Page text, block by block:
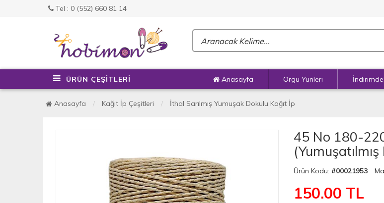
Tel : 0 (552) 660 81 14
ÜRÜN ÇEŞİTLERİ Anasayfa Örgü Yünleri
Anasayfa Kağıt İp Çeşitleri İthal Sarılmış Yumuşak Dokulu Kağıt İp
45 No 180-
Ürün Kodu: #00021953
150.00 TL